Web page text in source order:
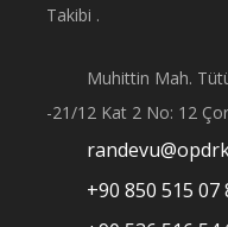
Takibi .
Muhittin Mah.
-21/12 Kat 2 No: 12
+90 850 515 07